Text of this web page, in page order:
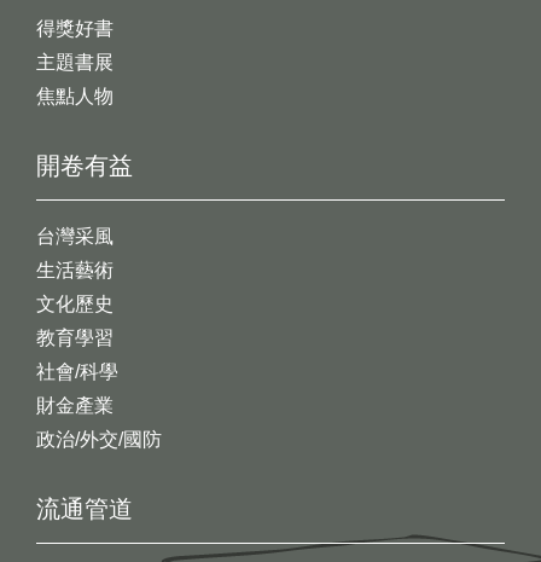
開卷有益
台灣采風
生活藝術
文化歷史
教育學習
社會/科學
財金產業
政治/外交/國防
得獎好書
主題書展
焦點人物
流通管道